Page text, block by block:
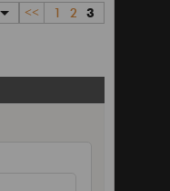
<< 1 2 3